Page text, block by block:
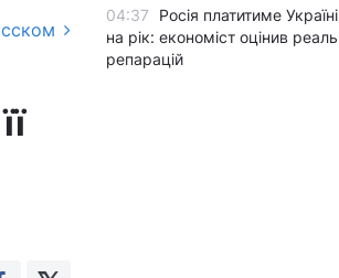
04:37
Росія платитиме
на рік: економіст оцінив
репарацій